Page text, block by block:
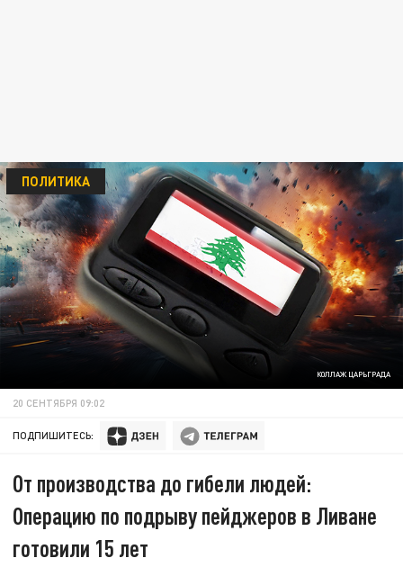
КОЛЛАЖ ЦАРЬГРАДА
ПОЛИТИКА
20 СЕНТЯБРЯ 09:02
ПОДПИШИТЕСЬ:
От производства до гибели людей:
Операцию по подрыву пейджеров в Ливане
готовили 15 лет